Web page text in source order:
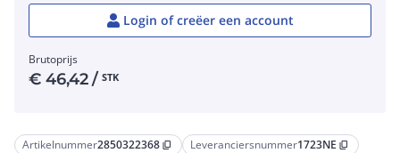
Artikelnummer2850322368 content_copy Leveranciersnummer1723NE content_copy
Login of creëer een account
Brutoprijs
€46,42/ STK